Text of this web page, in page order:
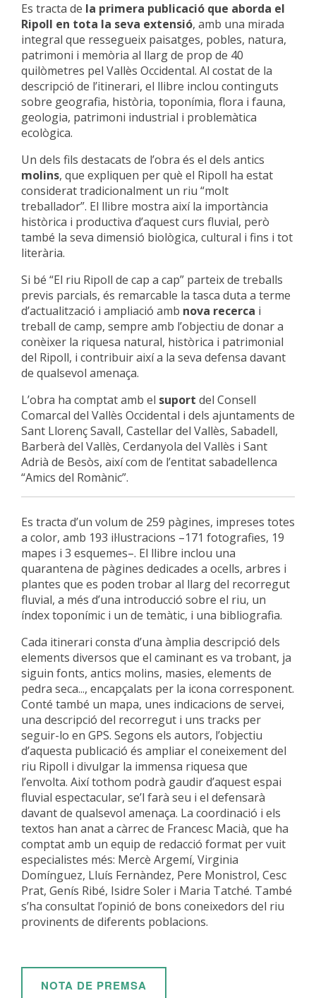
Es tracta de la primera publicació que aborda el
Ripoll en tota la seva extensió, amb una mirada
integral que ressegueix paisatges, pobles, natura,
patrimoni i memòria al llarg de prop de 40
quilòmetres pel Vallès Occidental. Al costat de la
descripció de l’itinerari, el llibre inclou continguts
sobre geografia, història, toponímia, flora i fauna,
geologia, patrimoni industrial i problemàtica
ecològica.
Un dels fils destacats de l’obra és el dels antics
molins, que expliquen per què el Ripoll ha estat
considerat tradicionalment un riu “molt
treballador”. El llibre mostra així la importància
històrica i productiva d’aquest curs fluvial, però
també la seva dimensió biològica, cultural i fins i tot
literària.
Si bé “El riu Ripoll de cap a cap” parteix de treballs
previs parcials, és remarcable la tasca duta a terme
d’actualització i ampliació amb nova recerca i
treball de camp, sempre amb l’objectiu de donar a
conèixer la riquesa natural, històrica i patrimonial
del Ripoll, i contribuir així a la seva defensa davant
de qualsevol amenaça.
L’obra ha comptat amb el suport del Consell
Comarcal del Vallès Occidental i dels ajuntaments de
Sant Llorenç Savall, Castellar del Vallès, Sabadell,
Barberà del Vallès, Cerdanyola del Vallès i Sant
Adrià de Besòs, així com de l’entitat sabadellenca
“Amics del Romànic”.
Es tracta d’un volum de 259 pàgines, impreses totes
a color, amb 193 il·lustracions –171 fotografies, 19
mapes i 3 esquemes–. El llibre inclou una
quarantena de pàgines dedicades a ocells, arbres i
plantes que es poden trobar al llarg del recorregut
fluvial, a més d’una introducció sobre el riu, un
índex toponímic i un de temàtic, i una bibliografia.
Cada itinerari consta d’una àmplia descripció dels
elements diversos que el caminant es va trobant, ja
siguin fonts, antics molins, masies, elements de
pedra seca..., encapçalats per la icona corresponent.
Conté també un mapa, unes indicacions de servei,
una descripció del recorregut i uns tracks per
seguir-lo en GPS. Segons els autors, l’objectiu
d’aquesta publicació és ampliar el coneixement del
riu Ripoll i divulgar la immensa riquesa que
l’envolta. Així tothom podrà gaudir d’aquest espai
fluvial espectacular, se’l farà seu i el defensarà
davant de qualsevol amenaça. La coordinació i els
textos han anat a càrrec de Francesc Macià, que ha
comptat amb un equip de redacció format per vuit
especialistes més: Mercè Argemí, Virginia
Domínguez, Lluís Fernàndez, Pere Monistrol, Cesc
Prat, Genís Ribé, Isidre Soler i Maria Tatché. També
s’ha consultat l’opinió de bons coneixedors del riu
provinents de diferents poblacions.
NOTA DE PREMSA